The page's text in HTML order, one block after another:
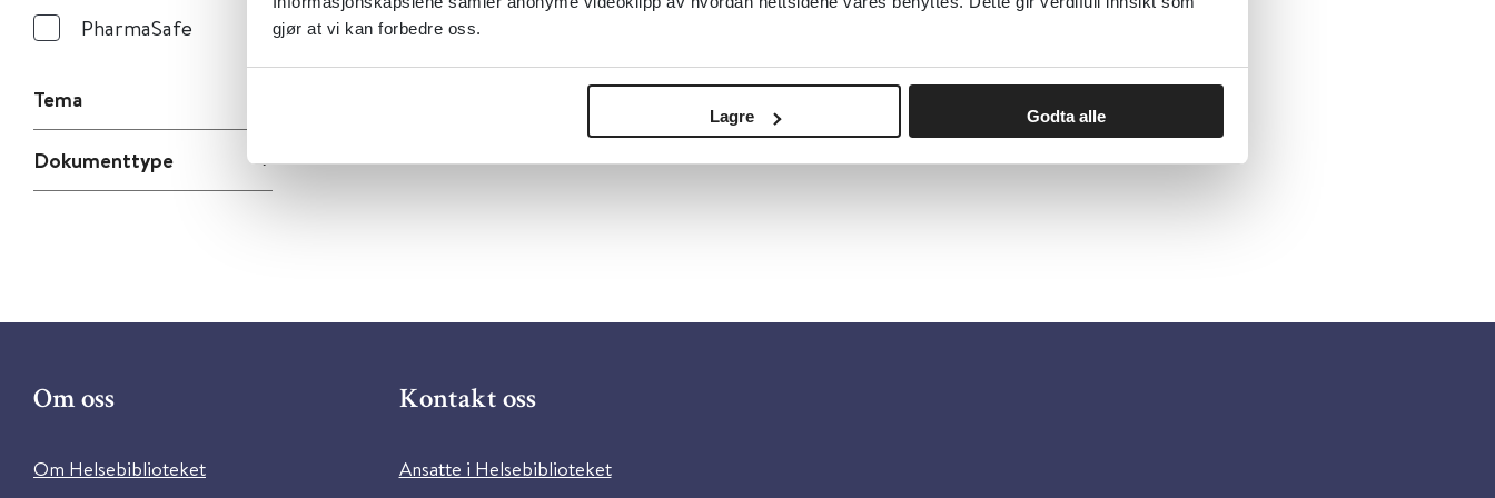
gjør at vi kan forbedre oss.
Lagre Godta alle
PharmaSafe
Tema
Dokumenttype
Om oss
Om Helsebiblioteket
Kontakt oss
Ansatte i Helsebiblioteket